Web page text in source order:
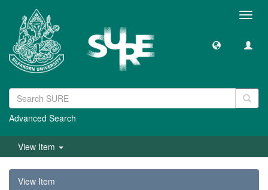
Advanced Search
View Item
View Item